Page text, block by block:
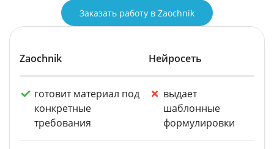
Заказать работу в Zaochnik
Zaochnik Нейросеть
готовит материал под
конкретные
требования
выдает
шаблонные
формулировки